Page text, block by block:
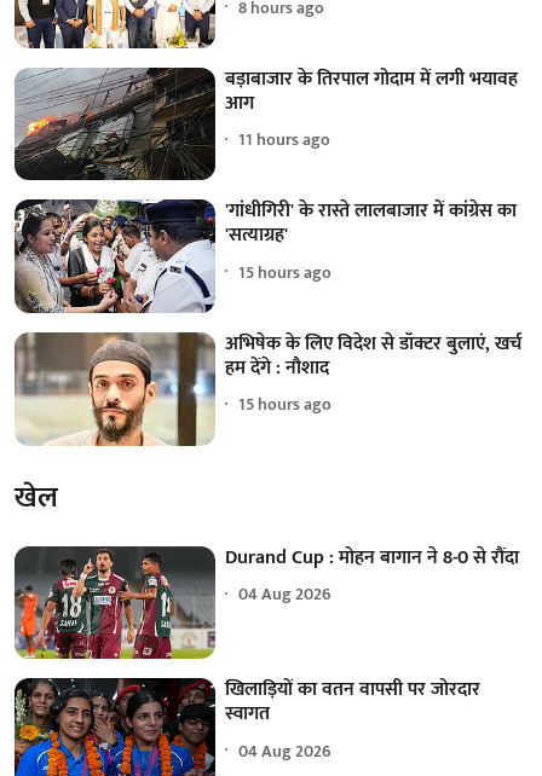
8 hours ago
बड़ाबाजार के तिरपाल गोदाम में लगी भयावह
आग
11 hours ago
'गांधीगिरी' के रास्ते लालबाजार में कांग्रेस का
'सत्याग्रह'
15 hours ago
अभिषेक के लिए विदेश से डॉक्टर बुलाएं, खर्च
हम देंगे : नौशाद
15 hours ago
खेल
Durand Cup : मोहन बागान ने 8-0 से रौंदा
04 Aug 2026
खिलाड़ियों का वतन वापसी पर जोरदार
स्वागत
04 Aug 2026